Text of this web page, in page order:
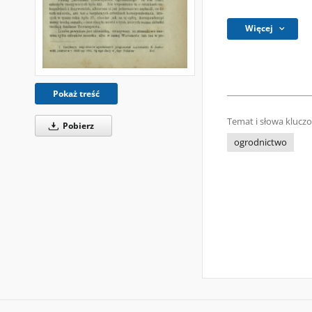
Pokaż treść
Pobierz
Więcej
Temat i słowa
ogrodnictwo